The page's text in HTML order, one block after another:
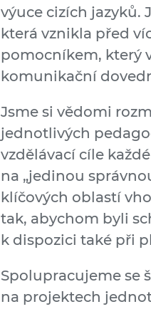
výuce cizích jazyků.
která vznikla před
pomocníkem, který
komunikační
Jsme si vědomi
jednotlivých
vzdělávací cíle
na „jedinou
klíčových oblastí
tak, abychom byli
k dispozici také při
Spolupracujeme se
na projektech